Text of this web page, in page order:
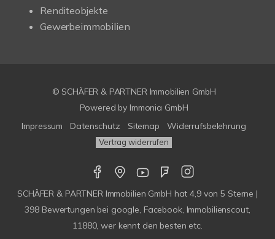
Renditeobjekte
Gewerbeimmobilien
© SCHÄFER & PARTNER Immobilien GmbH
Powered by Immonia GmbH
Impressum
Datenschutz Sitemap Widerrufsbelehrung
Vertrag widerrufen
SCHÄFER & PARTNER Immobilien GmbH hat4,9von5 Sterne |
398 Bewertungen bei google, Facebook, Immobilienscout,
11880, wer kennt den besten etc.